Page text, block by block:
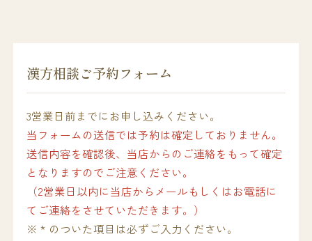
漢方相談ご予約フォーム
3営業日前までにお申し込みください。
当フォームの送信では予約は確定しておりません。
送信内容を確認後、当店からのご連絡をもって確定
となりますのでご注意ください。
（2営業日以内に当店からメールもしくはお電話に
てご連絡をさせていただきます。）
※ * のついた項目は必ずご入力ください。